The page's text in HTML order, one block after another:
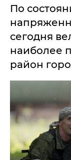
​По
сегодня
наиболее
район